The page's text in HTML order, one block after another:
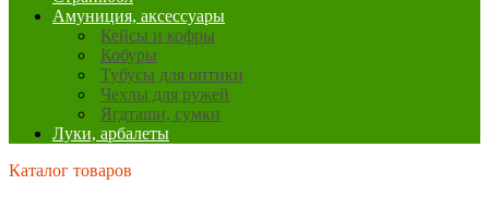
Амуниция, аксессуары
Кейсы и кофры
Кобуры
Тубусы для оптики
Чехлы для ружей
Ягдташи, сумки
Луки, арбалеты
Каталог товаров